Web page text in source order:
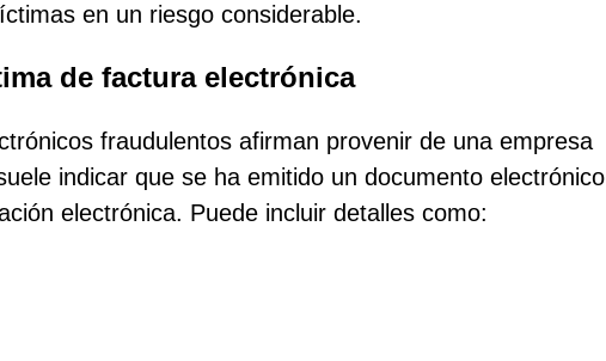
en un riesgo considerable.
de factura electrónica
fraudulentos afirman provenir de una empresa
indicar que se ha emitido un documento electrónico
electrónica. Puede incluir detalles como: